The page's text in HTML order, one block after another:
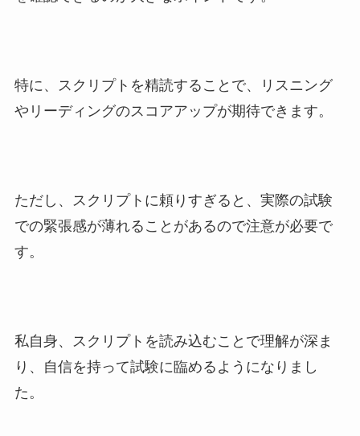
特に、スクリプトを精読することで、リスニング
やリーディングのスコアアップが期待できます。
ただし、スクリプトに頼りすぎると、実際の試験
での緊張感が薄れることがあるので注意が必要で
す。
私自身、スクリプトを読み込むことで理解が深ま
り、自信を持って試験に臨めるようになりまし
た。